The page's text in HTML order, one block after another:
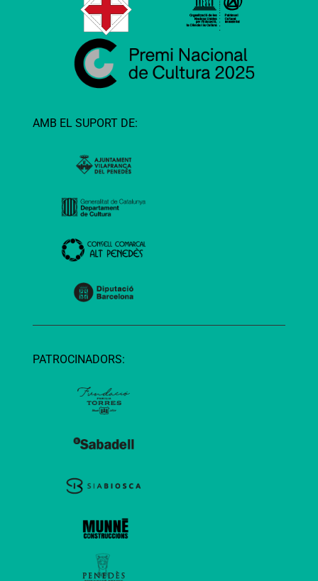
AMB EL SUPORT DE:
PATROCINADORS: